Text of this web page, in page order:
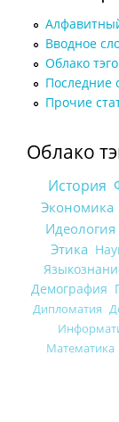
Вводное
Облако
Последние
Прочие
Облако
История
Экономика
Идеология
Этика
Демография
Дипломатия
Математика